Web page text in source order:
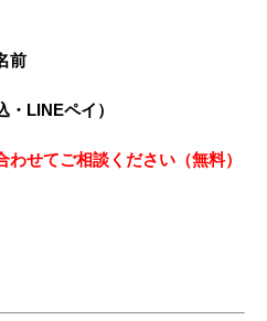
前
LINEペイ）
せてご相談ください（無料）